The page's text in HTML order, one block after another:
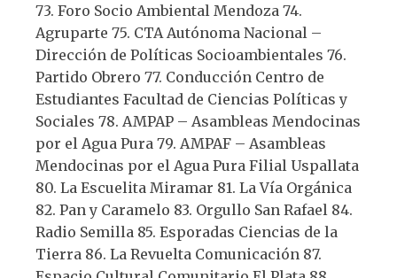
73. Foro Socio Ambiental Mendoza 74.
Agruparte 75. CTA Autónoma Nacional –
Dirección de Políticas Socioambientales 76.
Partido Obrero 77. Conducción Centro de
Estudiantes Facultad de Ciencias Políticas y
Sociales 78. AMPAP – Asambleas Mendocinas
por el Agua Pura 79. AMPAF – Asambleas
Mendocinas por el Agua Pura Filial Uspallata
80. La Escuelita Miramar 81. La Vía Orgánica
82. Pan y Caramelo 83. Orgullo San Rafael 84.
Radio Semilla 85. Esporadas Ciencias de la
Tierra 86. La Revuelta Comunicación 87.